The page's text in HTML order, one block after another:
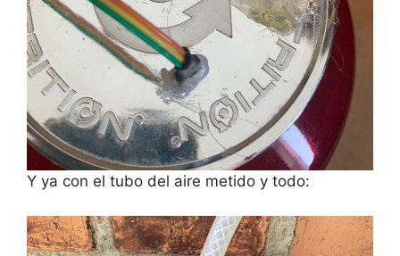
Y ya con el tubo del aire metido y todo: